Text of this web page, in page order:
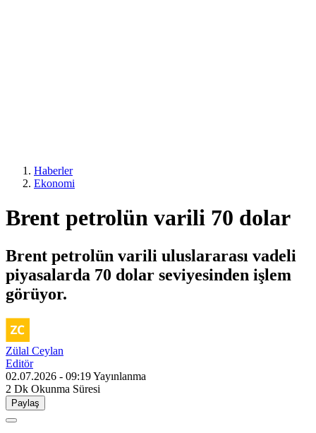
Haberler
Ekonomi
Brent petrolün varili 70 dolar
Brent petrolün varili uluslararası vadeli
piyasalarda 70 dolar seviyesinden işlem
görüyor.
Zülal Ceylan
Editör
02.07.2026 - 09:19Yayınlanma
2 Dk Okunma Süresi
Paylaş